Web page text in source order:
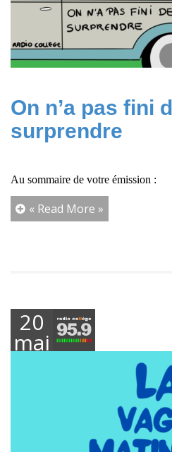
On n’a pas fini
surprendre
Au sommaire de votre émission :
« Read More »
20
mai